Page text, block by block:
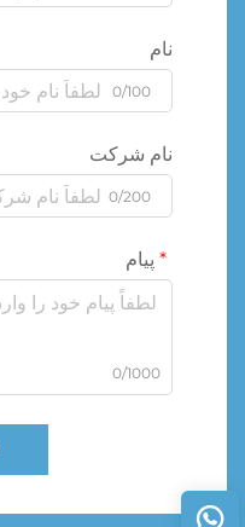
نام
0/100
نام شرکت
0/200
پیام
0/1000